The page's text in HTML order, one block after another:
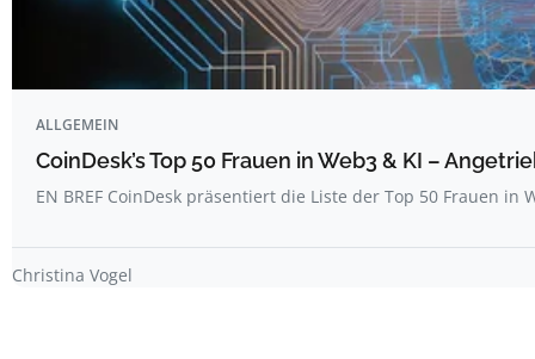
ALLGEMEIN
CoinDesk’s Top 50 Frauen in Web3 & KI –
EN BREF CoinDesk präsentiert die Liste der Top 50 Frauen in
Christina Vogel